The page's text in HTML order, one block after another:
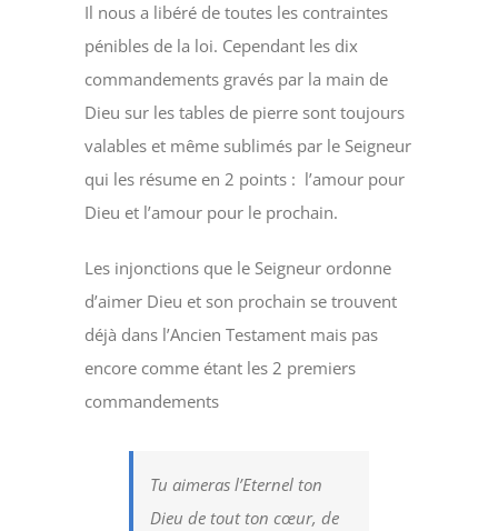
Il nous a libéré de toutes les contraintes
pénibles de la loi. Cependant les dix
commandements gravés par la main de
Dieu sur les tables de pierre sont toujours
valables et même sublimés par le Seigneur
qui les résume en 2 points : l’amour pour
Dieu et l’amour pour le prochain.
Les injonctions que le Seigneur ordonne
d’aimer Dieu et son prochain se trouvent
déjà dans l’Ancien Testament mais pas
encore comme étant les 2 premiers
commandements
Tu aimeras l’Eternel ton
Dieu de tout ton cœur, de